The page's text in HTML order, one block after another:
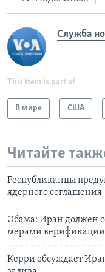
Служба
This item is part of
В мире США
Читайте
Республиканцы
ядерного соглашения
Обама: Иран должен
мерами верификации
Керри обсуждает